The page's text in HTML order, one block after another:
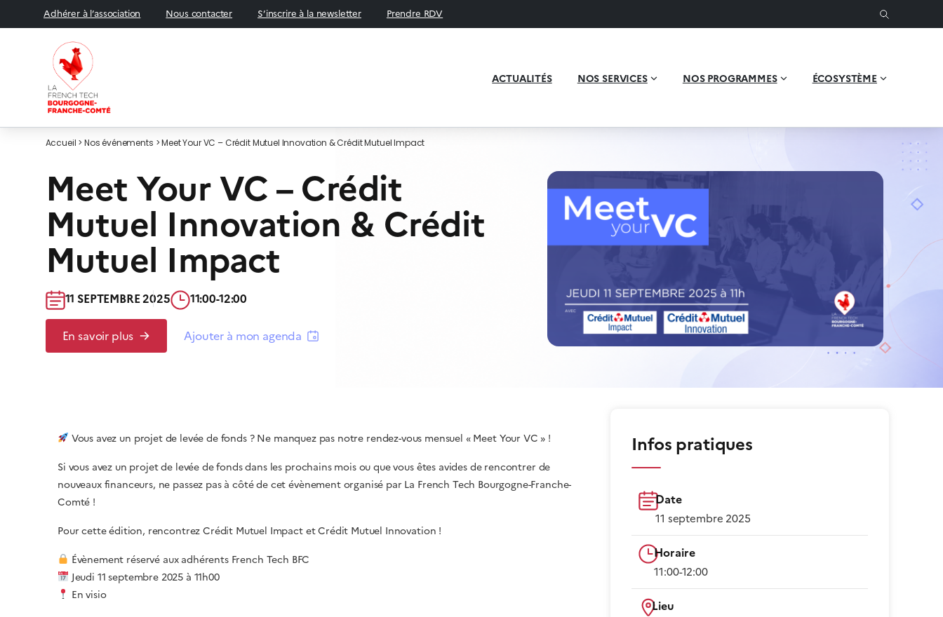
Adhérer à l’association Nous contacter S’inscrire à la newsletter Prendre RDV
ACTUALITÉS NOS SERVICES NOS PROGRAMMES ÉCOSYSTÈME
Accueil > Nos événements >Meet Your VC – Crédit Mutuel Innovation & Crédit Mutuel Impact
Meet Your VC – Crédit
Mutuel Innovation & Crédit
Mutuel Impact
11 SEPTEMBRE 2025​ 11:00-12:00​
En savoir plus Ajouter à mon agenda
Vous avez un projet de levée de fonds ? Ne manquez pas notre rendez-vous mensuel « Meet Your VC » !
Si vous avez un projet de levée de fonds dans les prochains mois ou que vous êtes avides de rencontrer de
nouveaux financeurs, ne passez pas à côté de cet évènement organisé par La French Tech Bourgogne-Franche-
Comté !
Pour cette édition, rencontrez Crédit Mutuel Impact et Crédit Mutuel Innovation !
​​ Évènement réservé aux adhérents French Tech BFC
Jeudi 11 septembre 2025 à 11h00
En visio
Infos pratiques
Date
11 septembre 2025
Horaire
11:00-12:00​
Lieu